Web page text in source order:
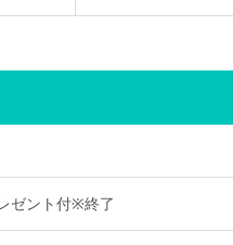
ゼント付※終了